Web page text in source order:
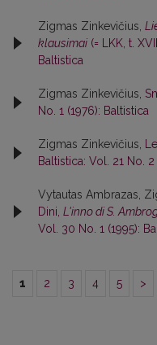
Zigmas Zinkevičius,
klausimai (= LKK, t.
Baltistica
Zigmas Zinkevičius,
No. 1 (1976): Baltistica
Zigmas Zinkevičius,
Baltistica: Vol. 21 No.
Vytautas Ambrazas,
Dini, L'inno di S.
Vol. 30 No. 1 (1995):
1 2 3 4 5 >